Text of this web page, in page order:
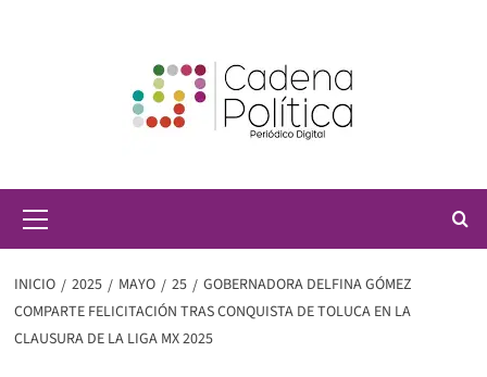
principal
INICIO 2025 MAYO 25
GOBERNADORA DELFINA GÓMEZ
COMPARTE FELICITACIÓN TRAS CONQUISTA DE TOLUCA EN LA
CLAUSURA DE LA LIGA MX 2025